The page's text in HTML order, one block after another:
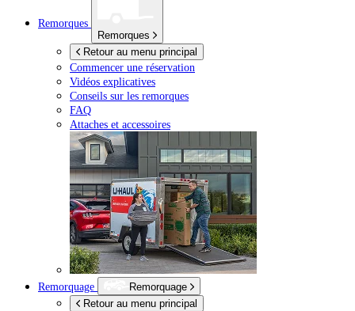
Remorques
Remorques
Retour au menu principal
Commencer une réservation
Vidéos explicatives
Conseils sur les remorques
FAQ
Attaches et accessoires
Remorquage
Remorquage
Retour au menu principal